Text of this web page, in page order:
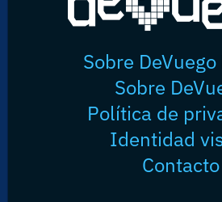
Sobre DeVuego
Sobre
Política de
Identidad
Contacto